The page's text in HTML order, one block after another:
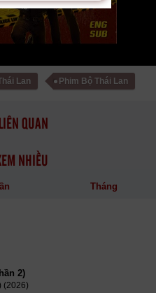
Lan Phim Bộ Thái Lan
QUAN
NHIỀU
Tháng
2)
(2026)